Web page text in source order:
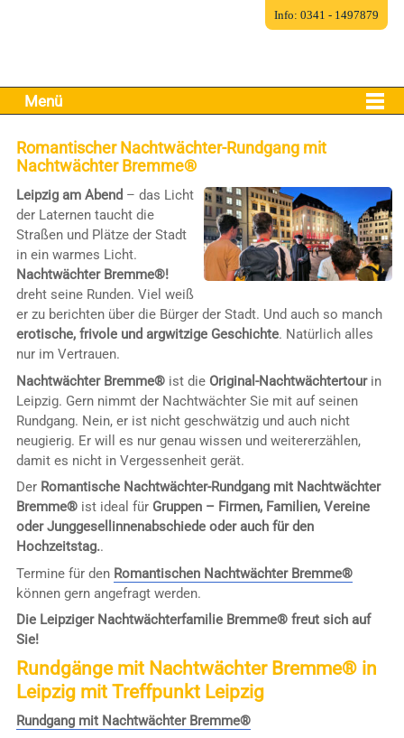
Menü
Romantischer Nachtwächter-Rundgang mit
Nachtwächter Bremme®
Leipzig am Abend – das Licht
der Laternen taucht die
Straßen und Plätze der Stadt
in ein warmes Licht.
Nachtwächter Bremme®!
dreht seine Runden. Viel weiß
er zu berichten über die Bürger der Stadt. Und auch so manch
erotische, frivole und argwitzige Geschichte. Natürlich alles
nur im Vertrauen.
Nachtwächter Bremme®ist die Original-Nachtwächtertourin
Leipzig. Gern nimmt der Nachtwächter Sie mit auf seinen
Rundgang. Nein, er ist nicht geschwätzig und auch nicht
neugierig. Er will es nur genau wissen und weitererzählen,
damit es nicht in Vergessenheit gerät.
Der Romantische Nachtwächter-Rundgang mit Nachtwächter
Bremme®ist ideal für Gruppen – Firmen, Familien, Vereine
oder Junggesellinnenabschiede oder auch für den
Hochzeitstag..
Termine für den Romantischen Nachtwächter Bremme®
können gern angefragt werden.
Die Leipziger Nachtwächterfamilie Bremme® freut sich auf
Sie!
Rundgänge mit Nachtwächter Bremme® in
Leipzig mit Treffpunkt Leipzig
Rundgang mit Nachtwächter Bremme®
Info: 0341 - 1497879